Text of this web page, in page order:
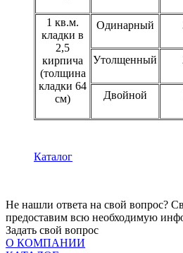
1 кв.м.
кладки в
2,5
кирпича
(толщина
кладки 64
см)
Одинарный
Утолщенный
Двойной
Каталог
Не нашли ответа на свой вопрос?
предоставим всю необходимую
Задать свой вопрос
О КОМПАНИИ